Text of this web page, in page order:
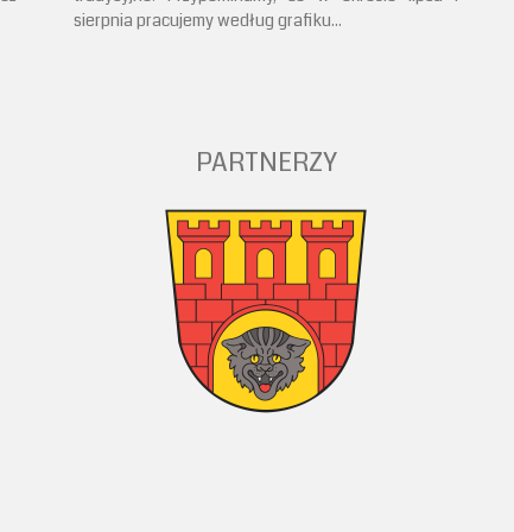
sierpnia pracujemy według grafiku...
PARTNERZY